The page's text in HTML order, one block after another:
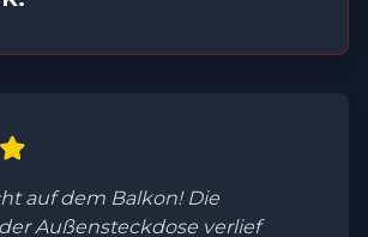
auf dem Balkon! Die
Außensteckdose verlief